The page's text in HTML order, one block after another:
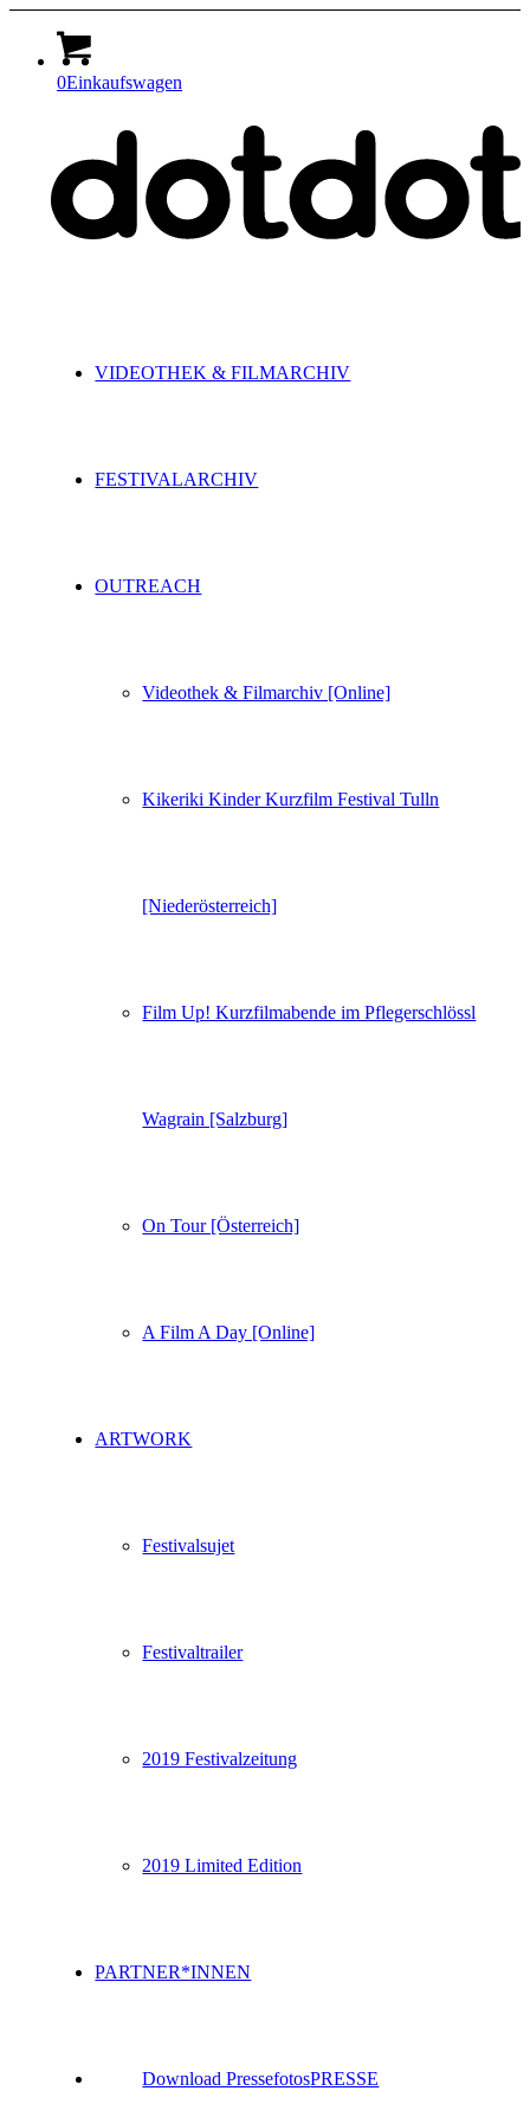
0Einkaufswagen
VIDEOTHEK & FILMARCHIV
FESTIVALARCHIV
OUTREACH
Videothek & Filmarchiv [Online]
Kikeriki Kinder Kurzfilm Festival Tulln
[Niederösterreich]
Film Up! Kurzfilmabende im Pflegerschlössl
Wagrain [Salzburg]
On Tour [Österreich]
A Film A Day [Online]
ARTWORK
Festivalsujet
Festivaltrailer
2019 Festivalzeitung
2019 Limited Edition
PARTNER*INNEN
PRESSE
Download Pressefotos